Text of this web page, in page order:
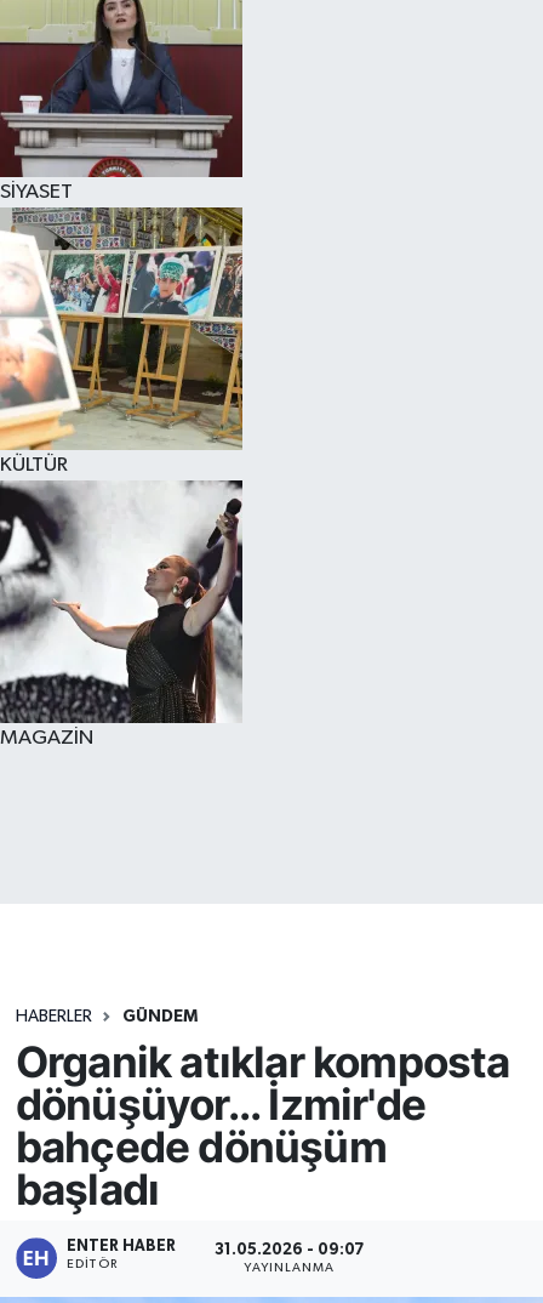
SİYASET
KÜLTÜR
MAGAZİN
HABERLER GÜNDEM
Organik atıklar komposta
dönüşüyor... İzmir'de
bahçede dönüşüm
başladı
ENTER HABER
EDITÖR
31.05.2026 - 09:07
YAYINLANMA